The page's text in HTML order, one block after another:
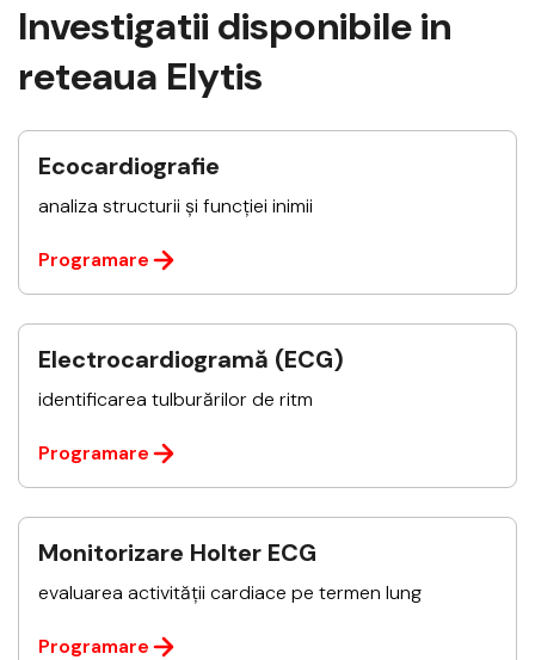
Investigatii disponibile in
reteaua Elytis
Ecocardiografie
analiza structurii și funcției inimii
Programare
Electrocardiogramă (ECG)
identificarea tulburărilor de ritm
Programare
Monitorizare Holter ECG
evaluarea activității cardiace pe termen lung
Programare